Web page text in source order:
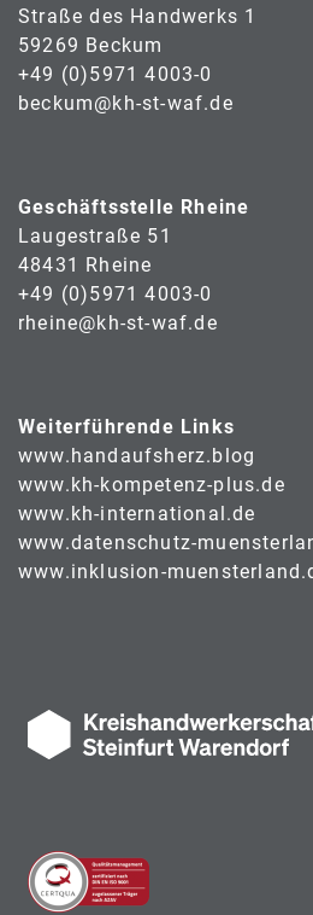
Straße des Handwerks 1
59269 Beckum
+49 (0)5971 4003-0
beckum@kh-st-waf.de
Geschäftsstelle Rheine
Laugestraße 51
48431 Rheine
+49 (0)5971 4003-0
rheine@kh-st-waf.de
Weiterführende Links
www.handaufsherz.blog
www.kh-kompetenz-plus.de
www.kh-international.de
www.datenschutz-
www.inklusion-